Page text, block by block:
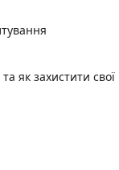
як захистити свої